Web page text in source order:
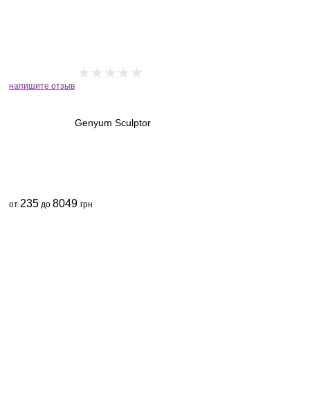
напишите отзыв
Genyum Sculptor
от 235 до 8049 грн